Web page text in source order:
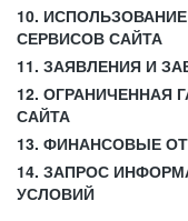
10.
СЕРВИСОВ САЙТА
11. ЗАЯВЛЕНИЯ И
12. ОГРАНИЧЕННАЯ
САЙТА
13. ФИНАНСОВЫЕ
14. ЗАПРОС
УСЛОВИЙ